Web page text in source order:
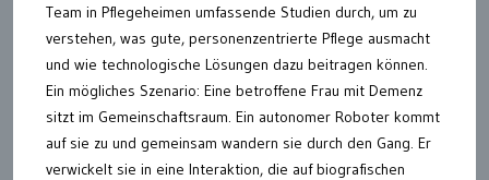
Team in Pflegeheimen umfassende Studien durch, um zu
verstehen, was gute, personenzentrierte Pflege ausmacht
und wie technologische Lösungen dazu beitragen können.
Ein mögliches Szenario: Eine betroffene Frau mit Demenz
sitzt im Gemeinschaftsraum. Ein autonomer Roboter kommt
auf sie zu und gemeinsam wandern sie durch den Gang. Er
verwickelt sie in eine Interaktion, die auf biografischen